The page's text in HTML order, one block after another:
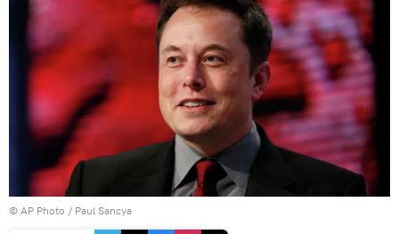
© AP Photo / Paul Sancya